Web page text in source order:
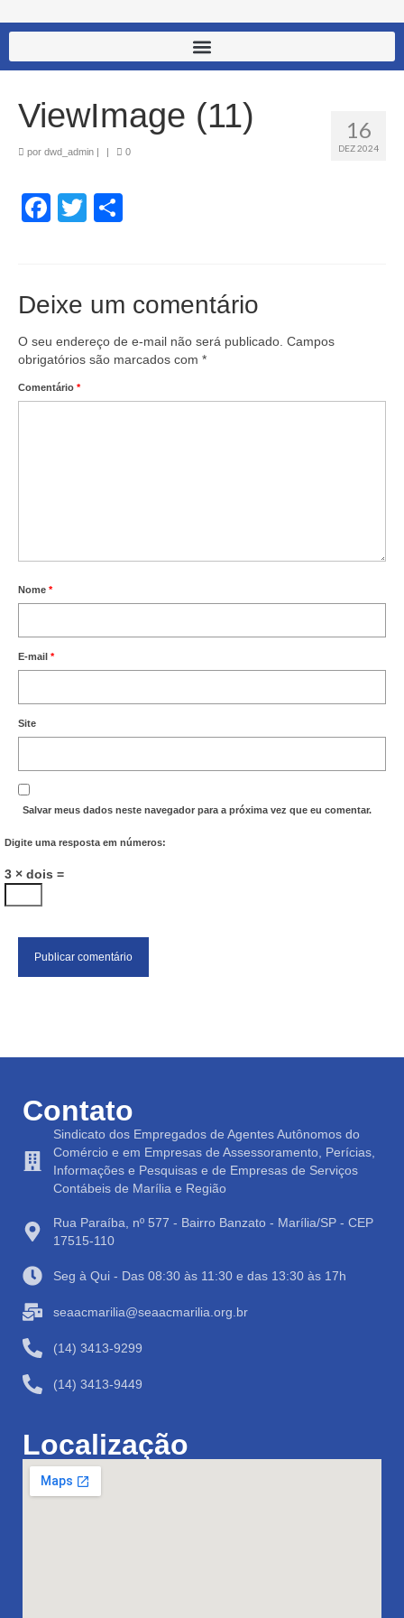
16
DEZ 2024
ViewImage (11)
por dwd_admin 0
Facebook
Twitter
Deixe um comentário
O seu endereço de e-mail não será publicado. Campos
obrigatórios são marcados com *
Comentário *
Nome *
E-mail *
Site
Salvar meus dados neste navegador para a próxima vez que eu comentar.
Digite uma resposta em números:
3 × dois =
Contato
Sindicato dos Empregados de Agentes Autônomos do
Comércio e em Empresas de Assessoramento, Perícias,
Informações e Pesquisas e de Empresas de Serviços
Contábeis de Marília e Região
Rua Paraíba, nº 577 - Bairro Banzato - Marília/SP - CEP
17515-110
Seg à Qui - Das 08:30 às 11:30 e das 13:30 às 17h
seaacmarilia@seaacmarilia.org.br
(14) 3413-9299
(14) 3413-9449
Localização